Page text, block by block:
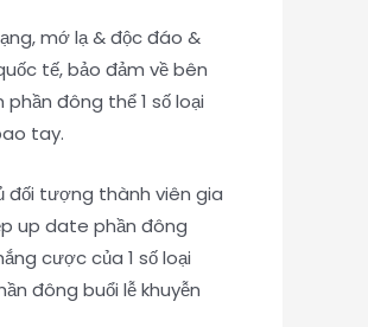
mớ lạ & độc đáo &
tế, bảo đảm về bên
đông thể 1 số loại
tay.
đối tượng thành viên gia
up date phần đông
cược của 1 số loại
đông buổi lễ khuyễn